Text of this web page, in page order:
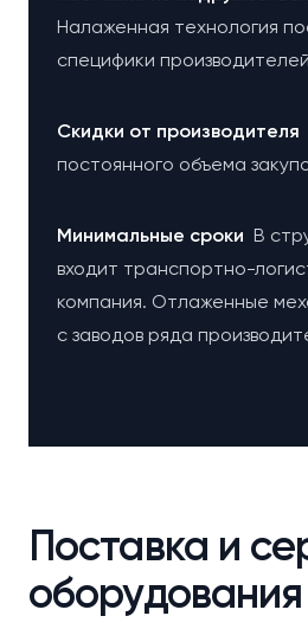
Налаженная технология
специфики
Cкидки от производителя
постоянного объема
Минимальные сроки В
входит транспортно-
компания. Отлаженные
с заводов ряда
Поставка и
оборудования